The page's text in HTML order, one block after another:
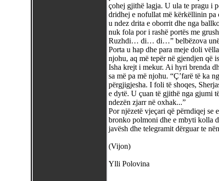
çohej gjithë lagja. U ula te pragu i
dridhej e nofullat më kërkëllinin pa
u ndez drita e oborrit dhe nga
nuk fola por i rashë portës me
Ruzhdi… di… di…” belbëzova unë
Porta u hap dhe para meje doli
njohu, aq më tepër në gjendjen
Isha krejt i mekur. Ai hyri brenda
sa më pa më njohu. “Ç’farë të ka
përgjigjesha. I foli të shoqes,
e dytë. U çuan të gjithë nga gjumi
ndezën zjarr në oxhak...”
Por njëzetë vjeçari që përndiqej
bronko polmoni dhe e mbyti kolla
javësh dhe telegramit dërguar te
(Vijon)
Ylli Polovina